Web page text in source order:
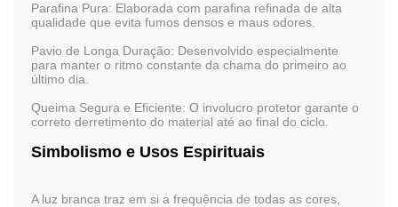
Parafina Pura: Elaborada com parafina refinada de alta
qualidade que evita fumos densos e maus odores.
Pavio de Longa Duração: Desenvolvido especialmente
para manter o ritmo constante da chama do primeiro ao
último dia.
Queima Segura e Eficiente: O involucro protetor garante o
correto derretimento do material até ao final do ciclo.
Simbolismo e Usos Espirituais
A luz branca traz em si a frequência de todas as cores,